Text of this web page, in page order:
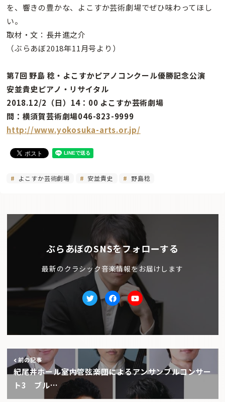
を、響きの豊かな、よこすか芸術劇場でぜひ味わってほし
い。
取材・文：長井進之介
（ぶらあぼ2018年11月号より）
第7回 野島 稔・よこすかピアノコンクール優勝記念公演
安並貴史ピアノ・リサイタル
2018.12/2（日）14：00 よこすか芸術劇場
問：横須賀芸術劇場046-823-9999
http://www.yokosuka-arts.or.jp/
よこすか芸術劇場 安並貴史 野島稔
ぶらあぼのSNSをフォローする
最新のクラシック音楽情報をお届けします
TwitterfacebookYoutube
前の記事
紀尾井ホール室内管弦楽団によるアンサンブルコンサー
ト3 ブル…